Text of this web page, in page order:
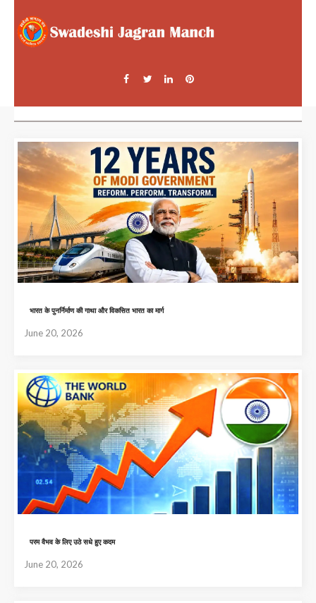
भारत के पुनर्निर्माण की गाथा और विकसित भारत का मार्ग
June 20, 2026
परम वैभव के लिए उठे सधे हुए कदम
June 20, 2026